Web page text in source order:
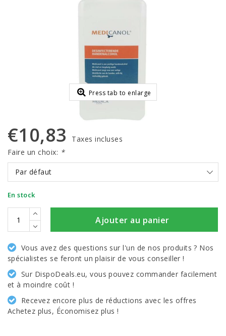
Press tab to enlarge
€10,83
Taxes incluses
Faire un choix: *
Par défaut
En stock
Ajouter au panier
Vous avez des questions sur l'un de nos produits ? Nos
spécialistes se feront un plaisir de vous conseiller !
Sur DispoDeals.eu, vous pouvez commander facilement
et à moindre coût !
Recevez encore plus de réductions avec les offres
Achetez plus, Économisez plus !